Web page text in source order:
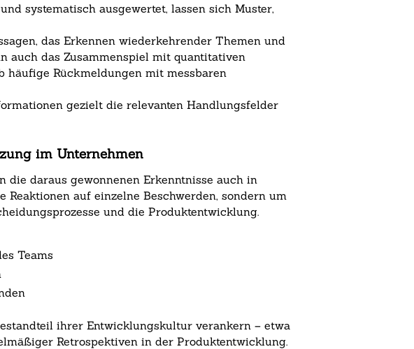
systematisch ausgewertet, lassen sich Muster,
das Erkennen wiederkehrender Themen und
auch das Zusammenspiel mit quantitativen
Rückmeldungen mit messbaren
gezielt die relevanten Handlungsfelder
im Unternehmen
daraus gewonnenen Erkenntnisse auch in
auf einzelne Beschwerden, sondern um
und die Produktentwicklung.
Teams
ihrer Entwicklungskultur verankern – etwa
Retrospektiven in der Produktentwicklung.